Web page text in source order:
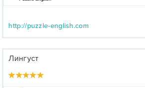
http://puzzle-english.com
Лингуст